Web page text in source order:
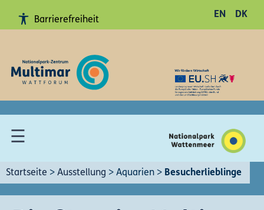
Barrierefreiheit
anschalten
Erklärung
Barrierefreiheit
Gebärdensprache
Sitemap
EN DK
☰
Startseite > Ausstellung > Aquarien > Besucherlieblinge